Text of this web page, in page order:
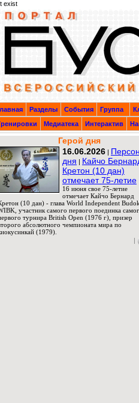
exist
Разделы События Группа
Медиатека Интерактив
Герой дня
16.06.2026 |
дня | Кайчо
Кретон (10 дан)
отмечает 75-летие
16 июня свое 75-летие
отмечает Кайчо Бернард
(10 дан) - глава World Independent
участник самого первого поединка
турнира British Open (1976 г), призер
абсолютного чемпионата мира по
(1979).
|